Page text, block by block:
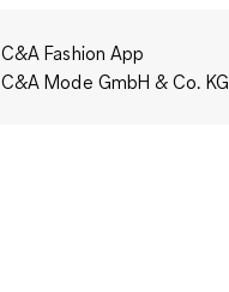
C&A Fashion App
C&A Mode GmbH & Co. KG